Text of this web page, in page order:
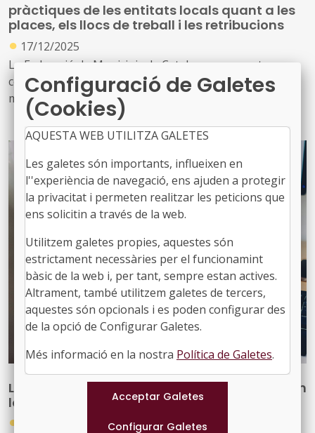
pràctiques de les entitats locals quant a les
places, els llocs de treball i les retribucions
● 17/12/2025
La Federació de Municipis de Catalunya us aporta
coneixements sobre els conceptes legals bàsics en
matèria de funció publica local i les diferents vies de
desenvolupament i carrera dels empleats locals en una
nova activitat formativa que es durà a terme els dies 21,
A més, també s’analitzarà, entre d’altres, la possibilitat
d’ampliar les plantilles, quin ha de ser el contingut d’una
RLT realitzada amb criteris organitzatius i quin ha de ser
eficaç de valoració de llocs de treball
L’FMC organitza un curs introductori de règim
local per al personal de l’Administració local
●
Configuració de Galetes
(Cookies)
AQUESTA WEB UTILITZA GALETES
Les galetes són importants, influeixen en
l''experiència de navegació, ens ajuden a protegir
la privacitat i permeten realitzar les peticions que
ens solicitin a través de la web.
Utilitzem galetes propies, aquestes són
estrictament necessàries per el funcionamint
bàsic de la web i, per tant, sempre estan actives.
Altrament, també utilitzem galetes de tercers,
aquestes són opcionals i es poden configurar des
de la opció de Configurar Galetes.
Més informació en la nostra Política de Galetes.